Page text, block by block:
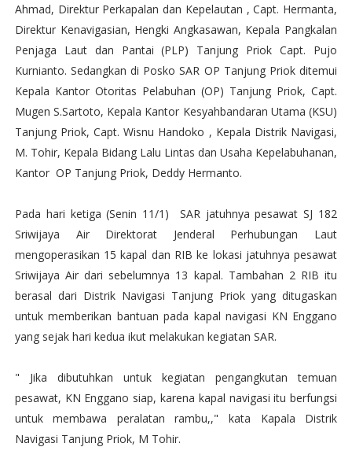
Ahmad, Direktur Perkapalan dan Kepelautan , Capt. Hermanta,
Direktur Kenavigasian, Hengki Angkasawan, Kepala Pangkalan
Penjaga Laut dan Pantai (PLP) Tanjung Priok Capt. Pujo
Kurnianto. Sedangkan di Posko SAR OP Tanjung Priok ditemui
Kepala Kantor Otoritas Pelabuhan (OP) Tanjung Priok, Capt.
Mugen S.Sartoto, Kepala Kantor Kesyahbandaran Utama (KSU)
Tanjung Priok, Capt. Wisnu Handoko , Kepala Distrik Navigasi,
M. Tohir, Kepala Bidang Lalu Lintas dan Usaha Kepelabuhanan,
Kantor OP Tanjung Priok, Deddy Hermanto.
Pada hari ketiga (Senin 11/1) SAR jatuhnya pesawat SJ 182
Sriwijaya Air Direktorat Jenderal Perhubungan Laut
mengoperasikan 15 kapal dan RIB ke lokasi jatuhnya pesawat
Sriwijaya Air dari sebelumnya 13 kapal. Tambahan 2 RIB itu
berasal dari Distrik Navigasi Tanjung Priok yang ditugaskan
untuk memberikan bantuan pada kapal navigasi KN Enggano
yang sejak hari kedua ikut melakukan kegiatan SAR.
" Jika dibutuhkan untuk kegiatan pengangkutan temuan
pesawat, KN Enggano siap, karena kapal navigasi itu berfungsi
untuk membawa peralatan rambu,," kata Kapala Distrik
Navigasi Tanjung Priok, M Tohir.